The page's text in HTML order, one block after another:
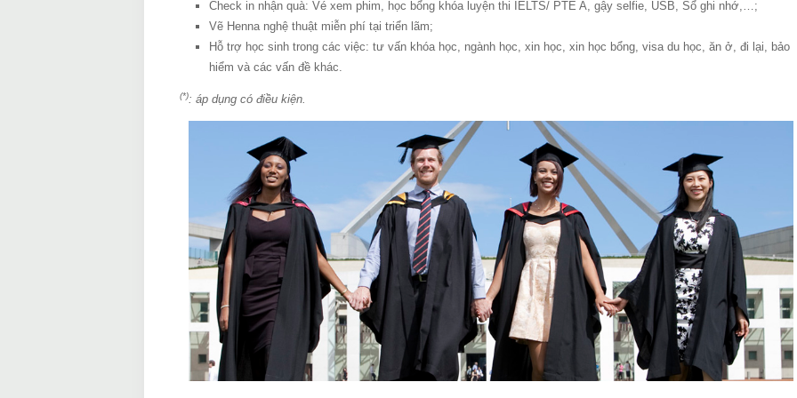
Check in nhận quà: Vé xem phim, học bổng khóa luyện thi IELTS/ PTE A, gậy selfie, USB, Sổ ghi nhớ,…;
Vẽ Henna nghệ thuật miễn phí tại triển lãm;
Hỗ trợ học sinh trong các việc: tư vấn khóa học, ngành học, xin học, xin học bổng, visa du học, ăn ở, đi lại, bảo
hiểm và các vấn đề khác.
(*): áp dụng có điều kiện.